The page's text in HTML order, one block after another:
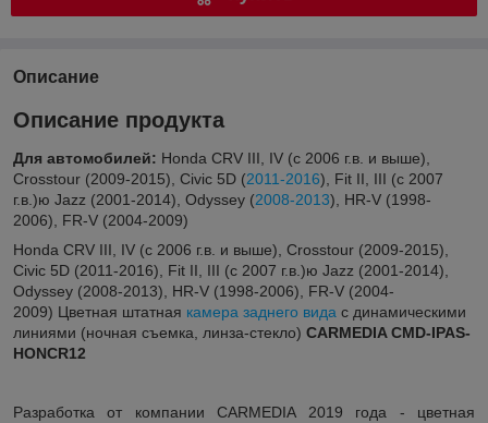
Описание
Описание продукта
Для автомобилей: Honda CRV III, IV (с 2006 г.в. и выше),
Crosstour (2009-2015), Civic 5D (2011-2016), Fit II, III (с 2007
г.в.)ю Jazz (2001-2014), Odyssey (2008-2013), HR-V (1998-
2006), FR-V (2004-2009)
Honda CRV III, IV (с 2006 г.в. и выше), Crosstour (2009-2015),
Civic 5D (2011-2016), Fit II, III (с 2007 г.в.)ю Jazz (2001-2014),
Odyssey (2008-2013), HR-V (1998-2006), FR-V (2004-
2009) Цветная штатная камера заднего вида с динамическими
линиями (ночная съемка, линза-стекло) CARMEDIA CMD-IPAS-
HONCR12
Разработка от компании CARMEDIA 2019 года - цветная